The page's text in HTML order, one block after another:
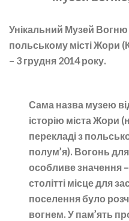
Унікальний Музей Вогню
польському місті Жори
– 3 грудня 2014 року.
Сама назва музею
історію міста Жори
перекладі з
полум’я). Вогонь
особливе значення
столітті місце для
поселення було
вогнем. У пам’ять